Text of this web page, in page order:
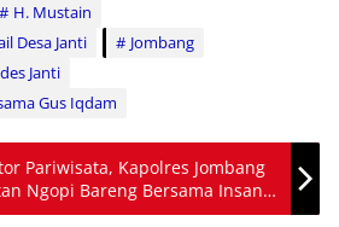
H. Mustain
Desa Janti
Jombang
Janti
Gus Iqdam
Pariwisata, Kapolres Jombang
Ngopi Bareng Bersama Insan